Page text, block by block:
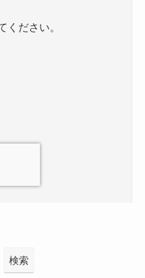
ください。
検索